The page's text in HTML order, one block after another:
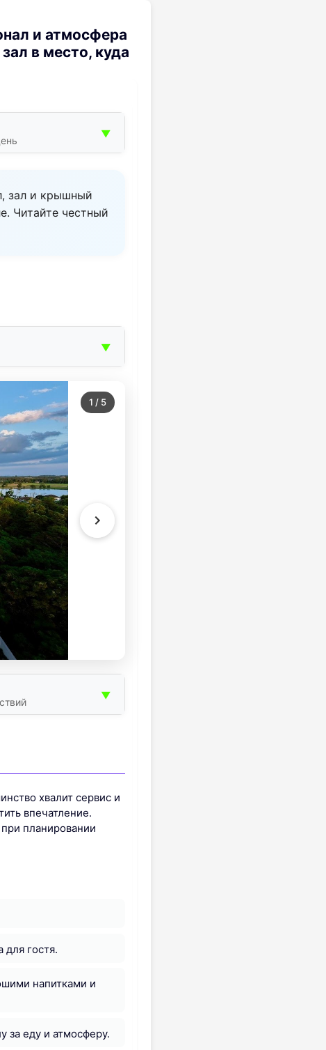
и атмосфера
в место, куда
▼
зал и крышный
Читайте честный
▼
1 / 5
▼
хвалит сервис и
впечатление.
планировании
гостя.
напитками и
за еду и атмосферу.